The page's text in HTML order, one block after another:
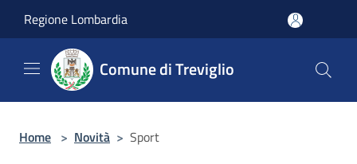
Regione Lombardia
Comune di Treviglio
Home > Novità > Sport